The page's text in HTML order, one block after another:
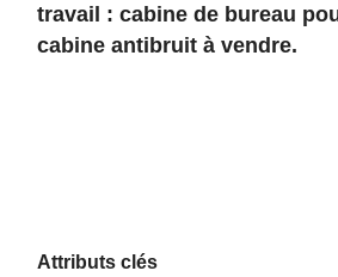
travail : cabine de bureau
cabine antibruit à vendre.
Attributs clés